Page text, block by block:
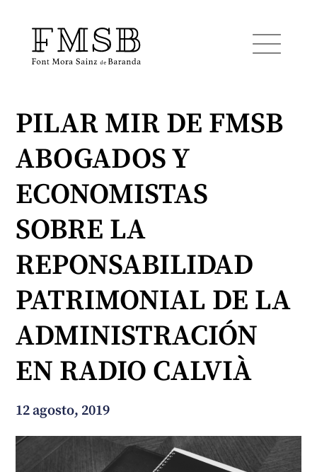
Inicio
Font Mora Sainz de Baranda
Servicios
Noticias
¿En qué podemos ayudarte?
PILAR MIR DE FMSB
ABOGADOS Y
ECONOMISTAS
SOBRE LA
REPONSABILIDAD
PATRIMONIAL DE LA
ADMINISTRACIÓN
EN RADIO CALVIÀ
12 agosto, 2019